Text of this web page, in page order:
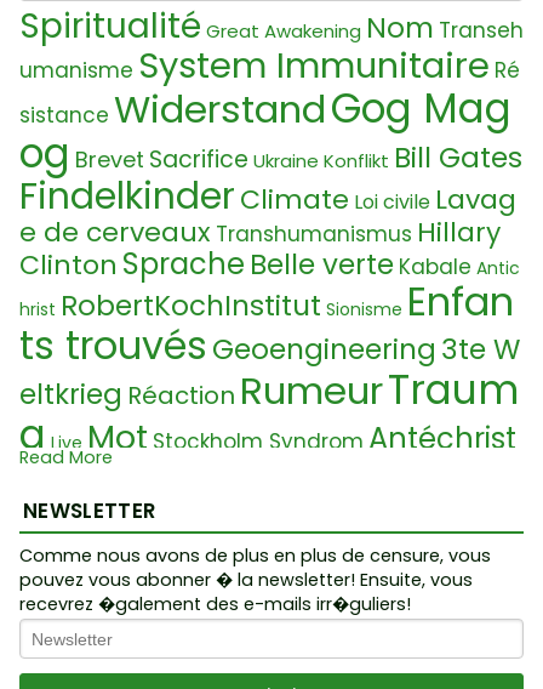
Spiritualité Great Awakening Nom Transeh
umanisme System Immunitaire Ré
sistance WiderstandGog Mag
og Brevet Sacrifice Ukraine Konflikt Bill Gates
FindelkinderClimate Loi civile Lavag
e de cerveaux Transhumanismus Hillary
Clinton Sprache Belle verte Kabale Antic
hrist RobertKochInstitut Sionisme Enfan
ts trouvés Geoengineering 3te W
eltkrieg Réaction RumeurTraum
a Live Mot Stockholm Syndrom Antéchrist
WarUponLife
EmotionEmeutes
himieDépopulationQanonEUVirus
RussiaColliderVaccin Greta
15mi
n Cities
Finanz Krise
heSequencingCauchemarSequenzierun
Read More
NEWSLETTER
Comme nous avons de plus en plus de censure, vous
pouvez vous abonner � la newsletter! Ensuite, vous
recevrez �galement des e-mails irr�guliers!